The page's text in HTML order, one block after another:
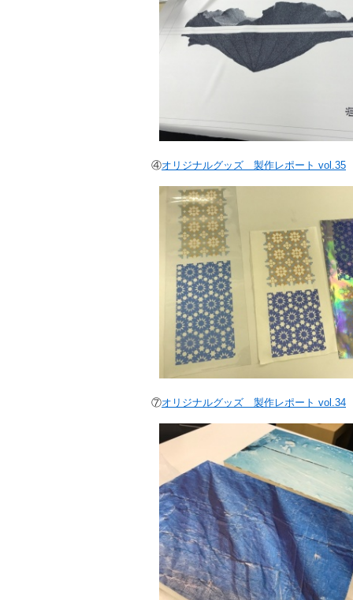
④オリジナルグッズ 製作レポート vol.35
⑦オリジナルグッズ 製作レポート vol.34